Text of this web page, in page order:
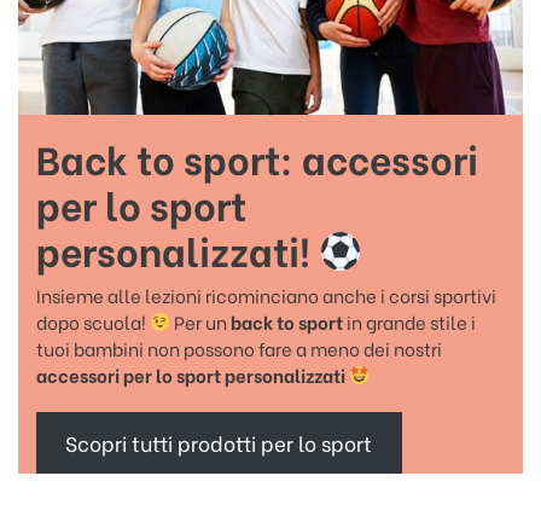
Back to sport: accessori
per lo sport
personalizzati!
Insieme alle lezioni ricominciano anche i corsi sportivi
dopo scuola!
Per unback to sportin grande stile i
tuoi bambini non possono fare a meno dei nostri
accessori per lo sport personalizzati
Scopri tutti prodotti per lo sport